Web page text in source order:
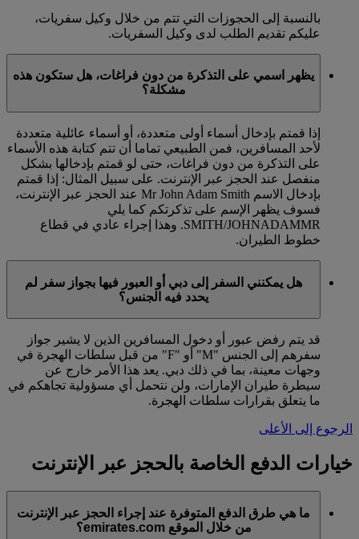
بالنسبة إلى الحجوزات التي تتم من خلال وكيل سفريات،
عليكم تقديم الطلب لدى وكيل السفريات.
يظهر اسمي على التذكرة من دون فراغات، هل ستكون هذه
مشكلة؟
إذا قمتم بإدخال أسماء أولى متعددة، أو أسماء عائلية متعددة
لأحد المسافرين، فمن الطبيعي تماما أن تتم كتابة هذه الأسماء
على التذكرة من دون فراغات، حتى لو قمتم بإدخالها بشكل
منفصل عند الحجز عبر الإنترنت. على سبيل المثال: إذا قمتم
بإدخال الاسم Mr John Adam Smith عند الحجز عبر الإنترنت،
فسوف يظهر الإسم على تذكرتكم كما يلي
SMITH/JOHNADAMMR. وهذا إجراء عادي في قطاع
خطوط الطيران.
هل يمكنني السفر إلى دبي أو العبور فيها بجواز سفر لم
يحدد فيه الجنس؟
قد يتم رفض عبور أو دخول المسافرين الذين لا يشير جواز
سفرهم إلى الجنس "M" أو "F" من قبل سلطات الهجرة في
وجهات معينة، بما في ذلك دبي. يعد هذا الأمر خارج عن
سيطرة طيران الإمارات، ولن نتحمل أي مسؤولية تجاهكم في
ما يتعلق بقرارات سلطات الهجرة.
الرجوع إلى الأعلى
خيارات الدفع الخاصة بالحجز عبر الإنترنت
ما هي طرق الدفع المتوفرة عند إجراء الحجز عبر الإنترنت
من خلال الموقع emirates.com؟